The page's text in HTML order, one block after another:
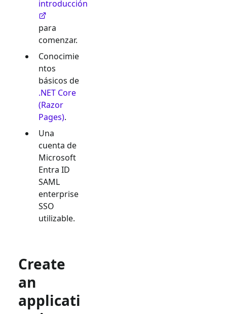
introducción
para
comenzar.
Conocimie
ntos
básicos de
.NET Core
(Razor
Pages).
Una
cuenta de
Microsoft
Entra ID
SAML
enterprise
SSO
utilizable.
Create
an
applicati